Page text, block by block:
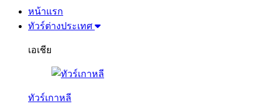
หน้าแรก
ทัวร์ต่างประเทศ
เอเชีย
ทัวร์เกาหลี